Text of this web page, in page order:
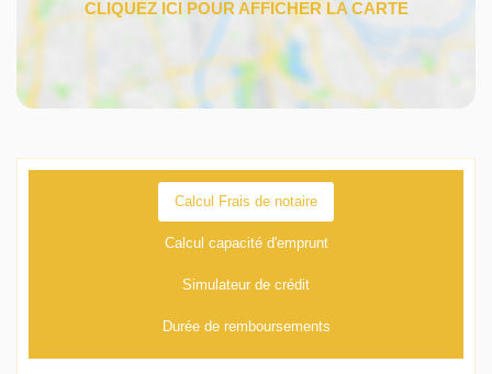
Calcul Frais de notaire
Calcul capacité d'emprunt
Simulateur de crédit
Durée de remboursements